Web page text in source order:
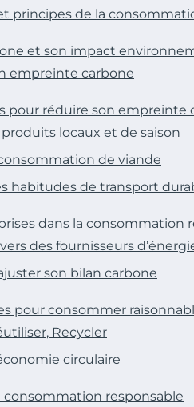
principes de la
et son impact
empreinte carbone
pour réduire son empreinte
locaux et de saison
de viande
habitudes de transport
dans la consommation
des fournisseurs
son bilan carbone
pour consommer
Recycler
circulaire
consommation responsable